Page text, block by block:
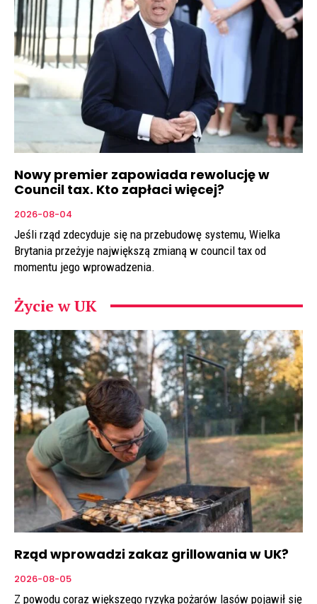
Nowy premier zapowiada rewolucję w
Council tax. Kto zapłaci więcej?
2026-08-04
Jeśli rząd zdecyduje się na przebudowę systemu, Wielka
Brytania przeżyje największą zmianą w council tax od
momentu jego wprowadzenia.
Życie w UK
Rząd wprowadzi zakaz grillowania w UK?
2026-08-05
Z powodu coraz większego ryzyka pożarów lasów pojawił się